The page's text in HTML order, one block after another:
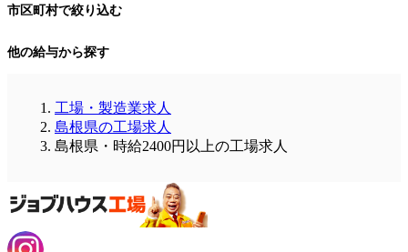
市区町村で絞り込む
他の給与から探す
工場・製造業求人
島根県の工場求人
島根県・時給2400円以上の工場求人